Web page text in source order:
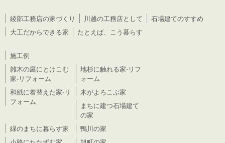
綾部工務店の家づくり 川越の工務店として
石場建てのすすめ
大工だからできる家
たとえば、こう暮らす
施工例
雑木の庭にとけこむ
家-リフォーム
地杉に触れる家-リフ
ォーム
和紙に着替えた家-リ
フォーム
木がよろこぶ家
まちに建つ石場建て
の家
緑のまちに暮らす家
鴨川の家